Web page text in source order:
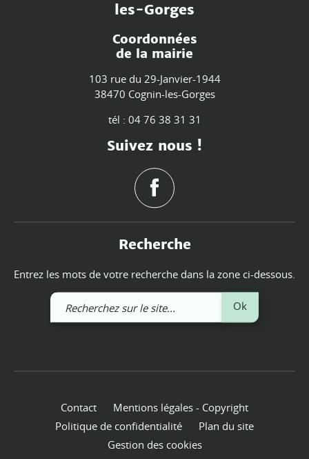
les-Gorges
Coordonnées
de la mairie
103 rue du 29-Janvier-1944
38470 Cognin-les-Gorges
tél : 04 76 38 31 31
Suivez nous !
Recherche
Entrez les mots de votre recherche dans la zone ci-dessous.
Recherchez
sur
Ok
Contact
Mentions légales - Copyright
Politique de confidentialité
Plan du site
Gestion des cookies